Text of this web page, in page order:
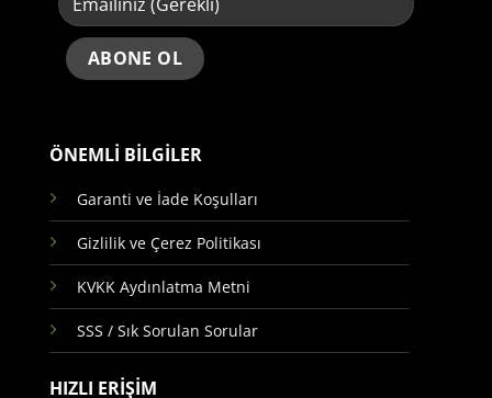
ÖNEMLİ BİLGİLER
Garanti ve İade Koşulları
Gizlilik ve Çerez Politikası
KVKK Aydınlatma Metni
SSS / Sık Sorulan Sorular
HIZLI ERİŞİM